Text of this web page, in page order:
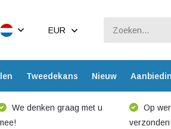
EUR
Tweedekans Nieuw
We denken graag met u
Op